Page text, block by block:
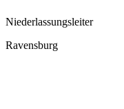
Niederlassungsleiter